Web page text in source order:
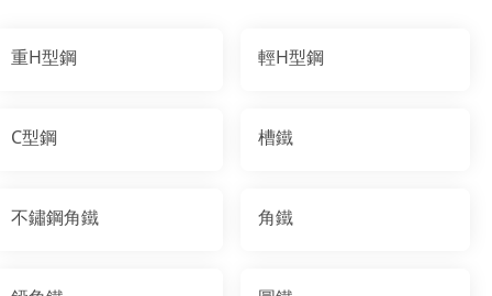
重H型鋼 輕H型鋼
C型鋼 槽鐵
不鏽鋼角鐵 角鐵